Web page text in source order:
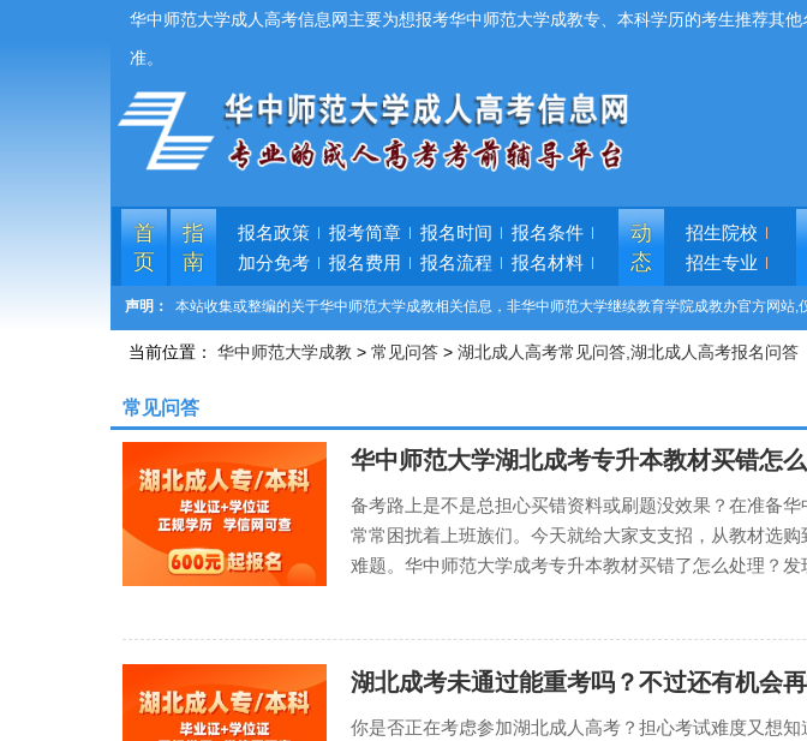
华中师范大学成人高考信息网主要为想报考华中师范大学成教专、本科学历的考生推荐其
准。
首
页
指
南
报名政策 报考简章 报名时间
报名条件
加分免考
报名费用 报名流程 报名材料
动
态
招生院校
招生专业
声明： 本站收集或整编的关于华中师范大学成教相关信息，非华中师范大学继续教育学院成教办官方网站,
当前位置： 华中师范大学成教 > 常见问答 > 湖北成人高考常见问答,湖北成人高考报名问答
常见问答
华中师范大学湖北成考专升本教材买错怎
备考路上是不是总担心买错资料或刷题没效果？在准备
常常困扰着上班族们。今天就给大家支支招，从教材选
难题。华中师范大学成考专升本教材买错了怎么处理？
湖北成考未通过能重考吗？不过还有机会
你是否正在考虑参加湖北成人高考？担心考试难度又想